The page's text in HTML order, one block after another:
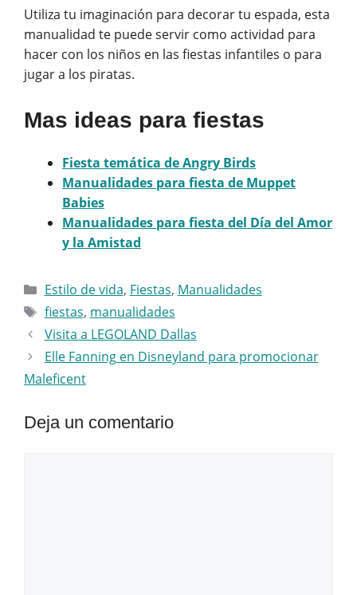
Utiliza tu imaginación para decorar tu espada, esta
manualidad te puede servir como actividad para
hacer con los niños en las fiestas infantiles o para
jugar a los piratas.
Mas ideas para fiestas
Fiesta temática de Angry Birds
Manualidades para fiesta de Muppet
Babies
Manualidades para fiesta del Día del Amor
y la Amistad
Categorías
Estilo de vida, Fiestas, Manualidades
Etiquetas
fiestas, manualidades
Visita a LEGOLAND Dallas
Elle Fanning en Disneyland para promocionar
Maleficent
Deja un comentario